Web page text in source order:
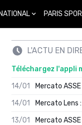
PARIS
L'ACTU EN
Téléchargez l'appli
14/01
Mercato
14/01
Mercato Lens
13/01
Mercato